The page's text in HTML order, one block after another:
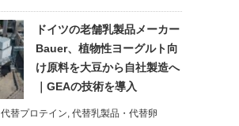
ドイツの老舗乳製品メーカー
Bauer、植物性ヨーグルト向
け原料を大豆から自社製造へ
｜GEAの技術を導入
代替プロテイン 代替乳製品・代替卵